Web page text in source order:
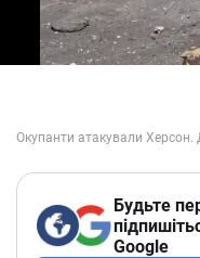
Будьте
Google